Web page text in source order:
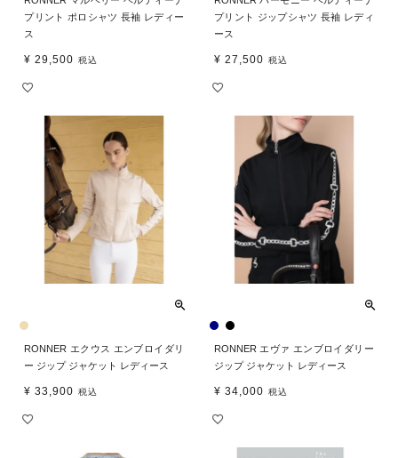
プリント ポロシャツ 長袖 レディー
ス
¥ 29,500 税込
プリント ジップシャツ 長袖 レディ
ース
¥ 27,500 税込
RONNER エクウス エンブロイダリ
ー ジップ ジャケット レディース
¥ 33,900 税込
RONNER エヴァ エンブロイダリー
ジップ ジャケット レディース
¥ 34,000 税込